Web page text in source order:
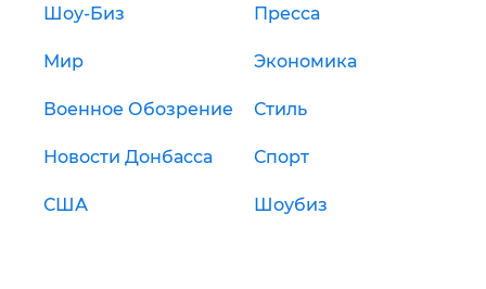
Шоу-Биз Пресса
Мир Экономика
Военное Обозрение Стиль
Новости Донбасса Спорт
США Шоубиз